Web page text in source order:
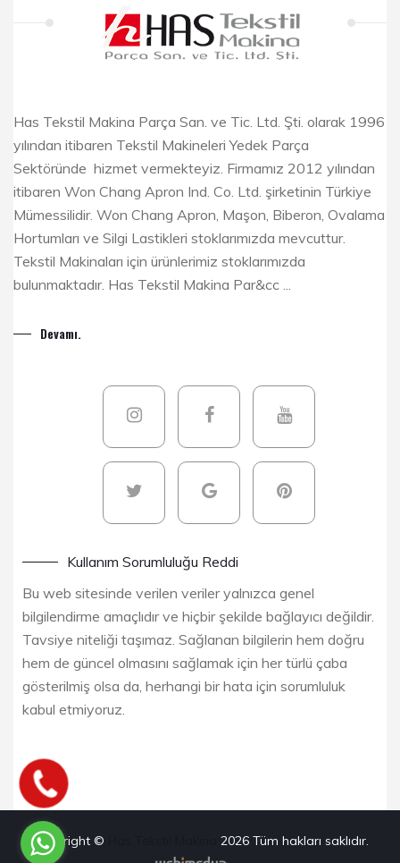
Has Tekstil Makina Parça San. ve Tic. Ltd. Şti. olarak 1996
yılından itibaren Tekstil Makineleri Yedek Parça
Sektöründe hizmet vermekteyiz. Firmamız 2012 yılından
itibaren Won Chang Apron Ind. Co. Ltd. şirketinin Türkiye
Mümessilidir. Won Chang Apron, Maşon, Biberon, Ovalama
Hortumları ve Silgi Lastikleri stoklarımızda mevcuttur.
Tekstil Makinaları için ürünlerimiz stoklarımızda
bulunmaktadır. Has Tekstil Makina Par&cc ...
Devamı.
Kullanım Sorumluluğu Reddi
Bu web sitesinde verilen veriler yalnızca genel
bilgilendirme amaçlıdır ve hiçbir şekilde bağlayıcı değildir.
Tavsiye niteliği taşımaz. Sağlanan bilgilerin hem doğru
hem de güncel olmasını sağlamak için her türlü çaba
gösterilmiş olsa da, herhangi bir hata için sorumluluk
kabul etmiyoruz.
Copyright © 2026 Tüm hakları saklıdır.